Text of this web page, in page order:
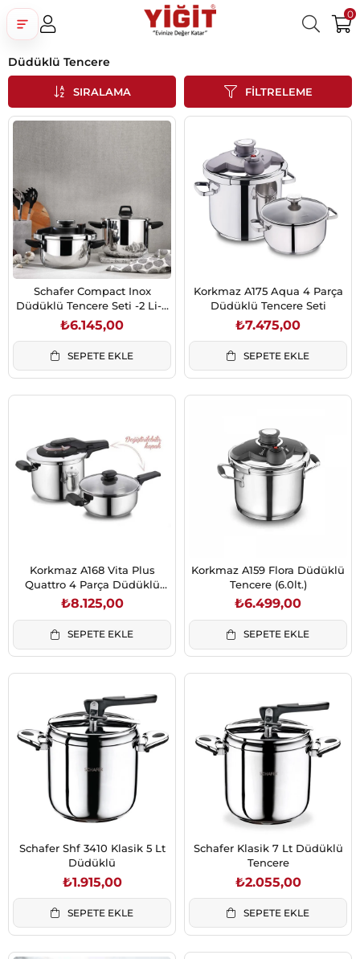
0
Üye Girişi
Google İle Bağlan
Düdüklü Tencere
FILTRELEME
SIRALAMA
Schafer Compact Inox
Düdüklü Tencere Seti -2 Li-4
Parça
₺6.145,00
SEPETE EKLE
Korkmaz A175 Aqua 4 Parça
Düdüklü Tencere Seti
₺7.475,00
SEPETE EKLE
Korkmaz A168 Vita Plus
Quattro 4 Parça Düdüklü
Tencere Seti
₺8.125,00
SEPETE EKLE
Korkmaz A159 Flora Düdüklü
Tencere (6.0lt.)
₺6.499,00
SEPETE EKLE
Schafer Shf 3410 Klasik 5 Lt
Düdüklü
₺1.915,00
SEPETE EKLE
Schafer Klasik 7 Lt Düdüklü
Tencere
₺2.055,00
SEPETE EKLE